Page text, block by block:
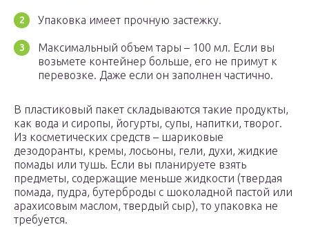
Упаковка имеет прочную застежку.
Максимальный объем тары – 100 мл. Если вы
возьмете контейнер больше, его не примут к
перевозке. Даже если он заполнен частично.
В пластиковый пакет складываются такие продукты,
как вода и сиропы, йогурты, супы, напитки, творог.
Из косметических средств – шариковые
дезодоранты, кремы, лосьоны, гели, духи, жидкие
помады или тушь. Если вы планируете взять
предметы, содержащие меньше жидкости (твердая
помада, пудра, бутерброды с шоколадной пастой или
арахисовым маслом, твердый сыр), то упаковка не
требуется.